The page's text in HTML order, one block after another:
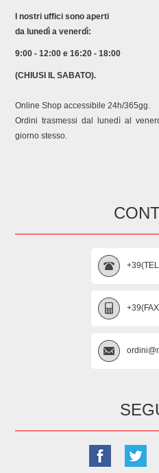
I nostri uffici sono aperti
da lunedì a venerdì:
9:00 - 12:00 e 16:20 - 18:00
(CHIUSI IL SABATO).
Online Shop accessibile 24h/365gg.
Ordini trasmessi dal lunedì al
giorno stesso.